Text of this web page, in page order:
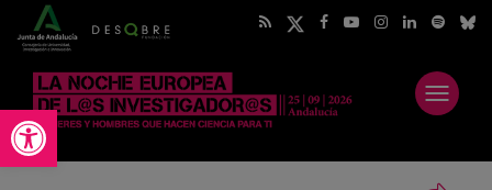
Abrir barra de herramientas
Abrir
menú